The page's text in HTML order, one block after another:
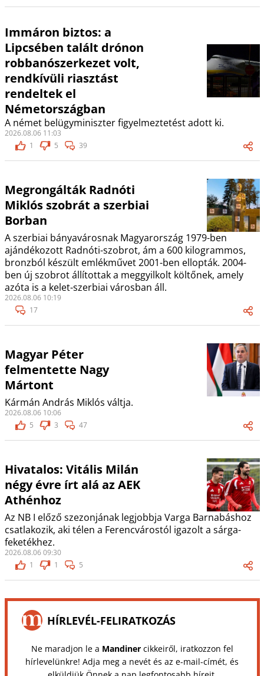
Immáron biztos: a
Lipcsében talált drónon
robbanószerkezet volt,
rendkívüli riasztást
rendeltek el
Németországban
A német belügyminiszter figyelmeztetést adott ki.
2026.08.06 11:03
1
5 39
Megrongálták Radnóti
Miklós szobrát a szerbiai
Borban
A szerbiai bányavárosnak Magyarország 1979-ben
ajándékozott Radnóti-szobrot, ám a 600 kilogrammos,
bronzból készült emlékművet 2001-ben ellopták. 2004-
ben új szobrot állítottak a meggyilkolt költőnek, amely
azóta is a kelet-szerbiai városban áll.
2026.08.06 10:19
17
Magyar Péter
felmentette Nagy
Mártont
Kármán András Miklós váltja.
2026.08.06 10:06
5
3 47
Hivatalos: Vitális Milán
négy évre írt alá az AEK
Athénhoz
Az NB I előző szezonjának legjobbja Varga Barnabáshoz
csatlakozik, aki télen a Ferencvárostól igazolt a sárga-
feketékhez.
2026.08.06 09:30
1
1 5
HÍRLEVÉL-FELIRATKOZÁS
Ne maradjon le a Mandinercikkeiről, iratkozzon fel
hírlevelünkre! Adja meg a nevét és az e-mail-címét, és